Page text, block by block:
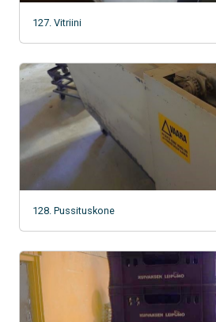
127. Vitriini
128. Pussituskone